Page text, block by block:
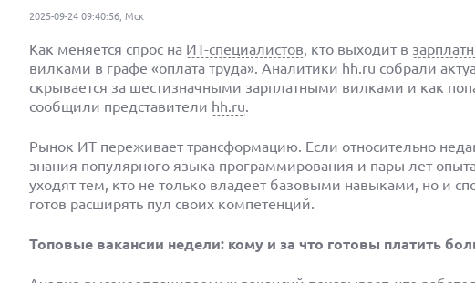
2025-09-24 09:40:56, Мск
Как меняется спрос на ИТ-специалистов, кто выходит в
вилками в графе «оплата труда». Аналитики hh.ru собрали
скрывается за шестизначными зарплатными вилками и как
сообщили представители hh.ru.
Рынок ИТ переживает трансформацию. Если относительно
знания популярного языка программирования и пары лет
уходят тем, кто не только владеет базовыми навыками, но и
готов расширять пул своих компетенций.
Топовые вакансии недели: кому и за что готовы платить